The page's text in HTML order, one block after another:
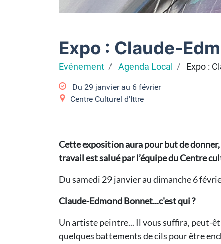
Expo : Claude-
Evénement Agenda Local Expo :
Du 29 janvier au 6 février
Centre Culturel d'Ittre
Cette exposition aura pour but de
travail est salué par l’équipe du Centre
Du samedi 29 janvier au dimanche 6
Claude-Edmond Bonnet...c'est qui ?
Un artiste peintre... Il vous suffira, peut-
quelques battements de cils pour être